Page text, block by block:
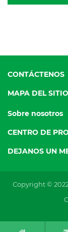
CONTÁCTENOS
MAPA DEL SITIO
Sobre nosotros
CENTRO DE
DEJANOS UN
Copyright ©